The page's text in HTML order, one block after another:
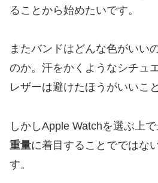
ることから始めたいです。
またバンドはどんな色がいい
のか。汗をかくようなシチュ
レザーは避けたほうがいいこ
しかしApple Watchを選ぶ上で
重量に着目することでではな
す。